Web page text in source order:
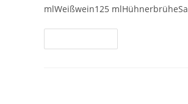
mlWeißwein125